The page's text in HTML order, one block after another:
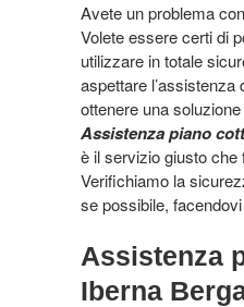
Avete un problema
Volete essere certi di
utilizzare in totale
aspettare
ottenere una
Assistenza piano
è il servizio giusto che
Verifichiamo la
se possibile,
Assistenza
Iberna